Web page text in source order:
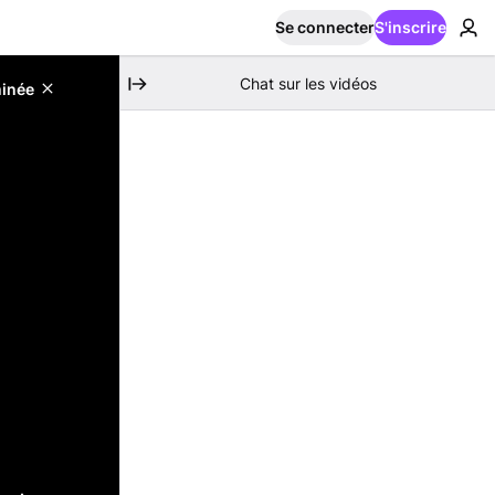
Se connecterS'inscrire
Chat sur les vidéos